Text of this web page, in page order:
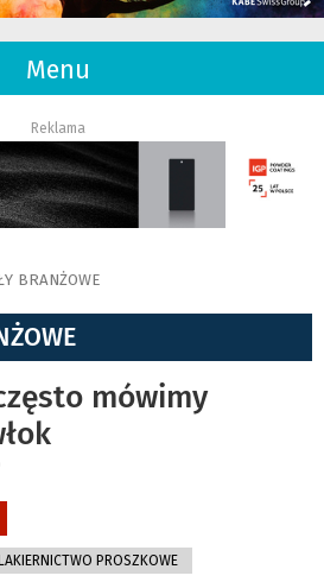
Menu
Reklama
BRANŻOWE
mówimy
LAKIERNICTWO PROSZKOWE